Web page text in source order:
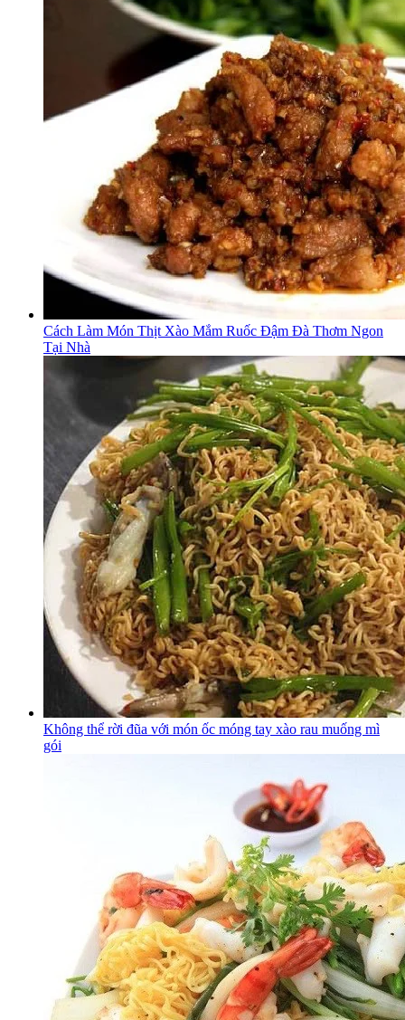
Cách Làm Món Thịt Xào Mắm Ruốc Đậm Đà Thơm Ngon
Tại Nhà
Không thể rời đũa với món ốc móng tay xào rau muống mì
gói